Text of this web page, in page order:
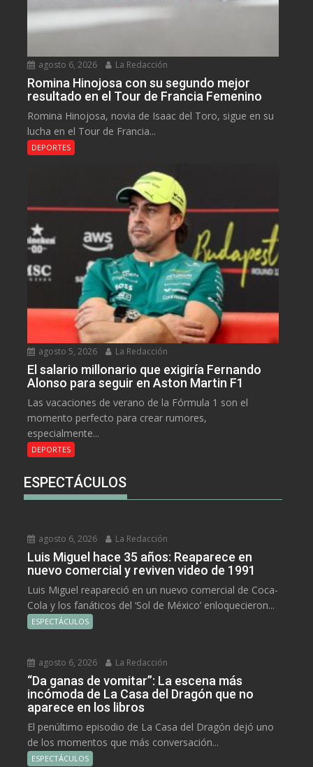
agosto 6, 2026 La Redacción
Romina Hinojosa con su segundo mejor
resultado en el Tour de Francia Femenino
Romina Hinojosa, novia de Isaac del Toro, sigue en su
lucha en el Tour de Francia...
DEPORTES
agosto 5, 2026 La Redacción
El salario millonario que exigiría Fernando
Alonso para seguir en Aston Martin F1
Las vacaciones de verano de la Fórmula 1 son el
momento perfecto para crear rumores,
especialmente...
DEPORTES
ESPECTÁCULOS
agosto 6, 2026 La Redacción
Luis Miguel hace 35 años: Reaparece en
nuevo comercial y reviven video de 1991
Luis Miguel reapareció en un nuevo comercial de Coca-
Cola y los fanáticos del ‘Sol de México’ enloquecieron...
ESPECTÁCULOS
agosto 6, 2026 La Redacción
“Da ganas de vomitar”: La escena más
incómoda de La Casa del Dragón que no
aparece en los libros
El penúltimo episodio de La Casa del Dragón dejó uno
de los momentos que más conversación...
ESPECTÁCULOS